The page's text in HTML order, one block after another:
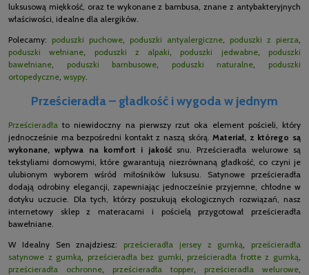
luksusową miękkość, oraz te wykonane z bambusa, znane z antybakteryjnych
właściwości, idealne dla alergików.
Polecamy: poduszki puchowe poduszki antyalergiczne poduszki z pierza
poduszki wełniane
poduszki z alpaki poduszki jedwabne, poduszki
bawełniane
poduszki bambusowe poduszki naturalne
poduszki
ortopedyczne wsypy
Prześcieradła – gładkość i wygoda w jednym
Prześcieradła to niewidoczny na pierwszy rzut oka element pościeli, który
jednocześnie ma bezpośredni kontakt z naszą skórą.Materiał, z którego są
wykonane, wpływa na komfort i jakośćsnu. Prześcieradła welurowe są
tekstyliami domowymi, które gwarantują niezrównaną gładkość, co czyni je
ulubionym wyborem wśród miłośników luksusu. Satynowe prześcieradła
dodają odrobiny elegancji, zapewniając jednocześnie przyjemne, chłodne w
dotyku uczucie. Dla tych, którzy poszukują ekologicznych rozwiązań, nasz
internetowy sklep z materacami i pościelą przygotował prześcieradła
bawełniane.
W Idealny Sen znajdziesz: prześcieradła jersey z gumką
prześcieradła
satynowe z gumką
prześcieradła bez gumki prześcieradła frotte z gumką
prześcieradła ochronne
prześcieradła topper prześcieradła welurowe